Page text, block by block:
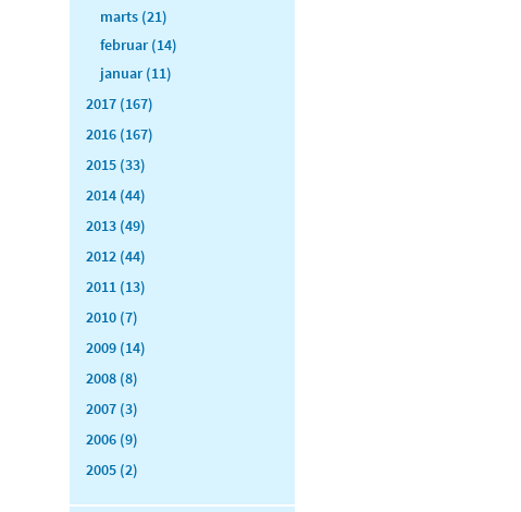
marts (21)
februar (14)
januar (11)
2017 (167)
2016 (167)
2015 (33)
2014 (44)
2013 (49)
2012 (44)
2011 (13)
2010 (7)
2009 (14)
2008 (8)
2007 (3)
2006 (9)
2005 (2)